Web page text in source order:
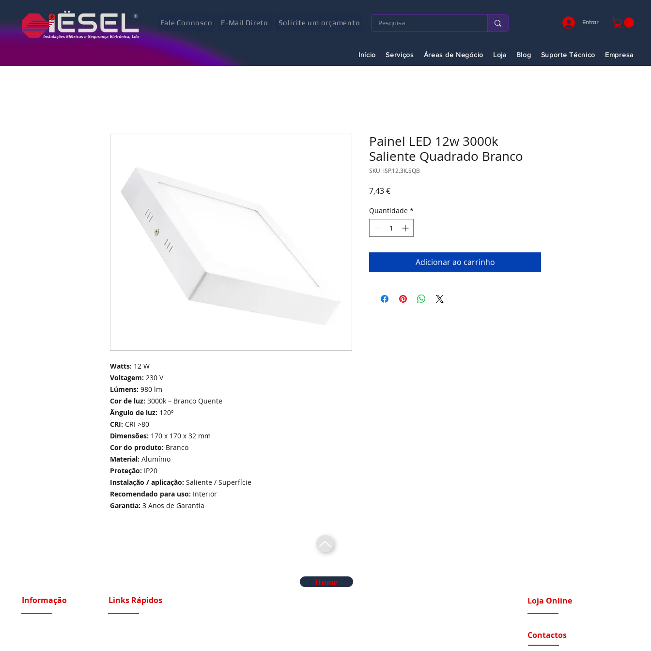
Fale Connosco E-Mail Direto Solicite um orçamento Entrar
Início Serviços Áreas de Negócio Loja Blog Suporte Técnico Empresa
Watts: 12 W
Voltagem: 230 V
Lúmens: 980 lm
Cor de luz: 3000k – Branco Quente
Ângulo de luz: 120º
CRI: CRI >80
Dimensões: 170 x 170 x 32 mm
Cor do produto: Branco
Material: Alumínio
Proteção: IP20
Instalação / aplicação: Saliente / Superfície
Recomendado para uso: Interior
Garantia: 3 Anos de Garantia
Painel LED 12w 3000k
Saliente Quadrado Branco
SKU: ISP.12.3K.SQB
7,43 €Preço
Quantidade *
Adicionar ao carrinho
Home
Informação Links Rápidos Loja Online
Contactos